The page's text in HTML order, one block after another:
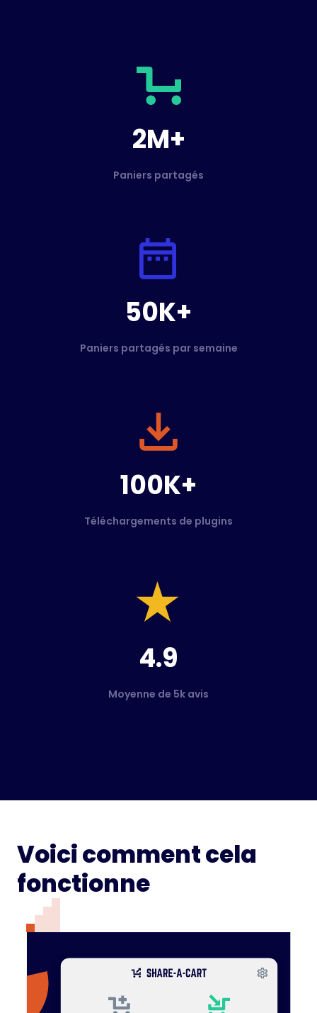
2M+
Paniers partagés
50K+
Paniers partagés par semaine
100K+
Téléchargements de plugins
4.9
Moyenne de 5k avis
Voici comment cela
fonctionne